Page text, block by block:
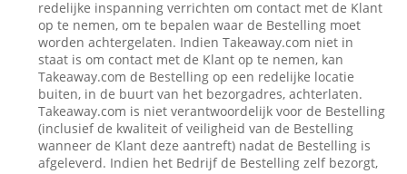
redelijke inspanning verrichten om contact met de Klant
op te nemen, om te bepalen waar de Bestelling moet
worden achtergelaten. Indien Takeaway.com niet in
staat is om contact met de Klant op te nemen, kan
Takeaway.com de Bestelling op een redelijke locatie
buiten, in de buurt van het bezorgadres, achterlaten.
Takeaway.com is niet verantwoordelijk voor de Bestelling
(inclusief de kwaliteit of veiligheid van de Bestelling
wanneer de Klant deze aantreft) nadat de Bestelling is
afgeleverd. Indien het Bedrijf de Bestelling zelf bezorgt,